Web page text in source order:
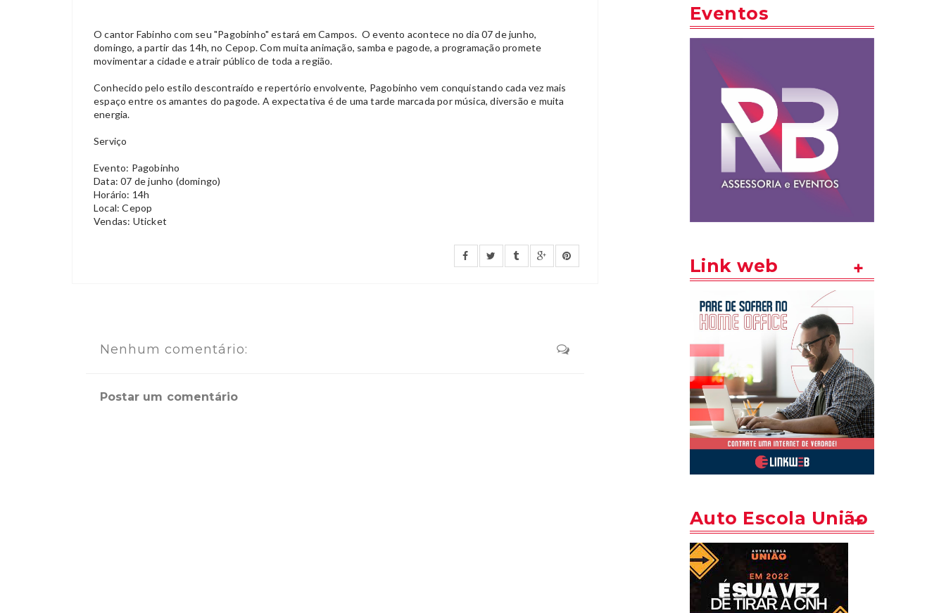
O cantor Fabinho com seu "Pagobinho" estará em Campos. O evento acontece no dia 07 de junho,
domingo, a partir das 14h, no Cepop. Com muita animação, samba e pagode, a programação promete
movimentar a cidade e atrair público de toda a região.
Conhecido pelo estilo descontraído e repertório envolvente, Pagobinho vem conquistando cada vez mais
espaço entre os amantes do pagode. A expectativa é de uma tarde marcada por música, diversão e muita
energia.
Serviço
Evento: Pagobinho
Data: 07 de junho (domingo)
Horário: 14h
Local: Cepop
Vendas: Uticket
Nenhum comentário:
Postar um comentário
Eventos
Link web
Auto Escola União